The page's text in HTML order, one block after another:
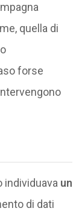
quella di
forse
individuava un
di dati